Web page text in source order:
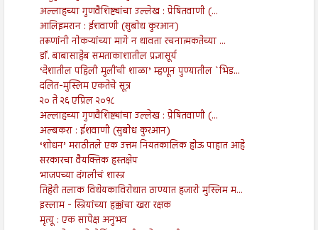
अल्लाहच्या गुणवैशिष्ट्यांचा उल्लेख : प्रेषितवाणी (...
आलिइमरान : ईशवाणी (सुबोध कुरआन)
तरूणांनी नोकऱ्यांच्या मागे न धावता रचनात्मकतेच्या ...
डॉ. बाबासाहेब समताकाशातील प्रज्ञासूर्य
‘देशातील पहिली मुलींची शाळा’ म्हणून पुण्यातील `भिड...
दलित-मुस्लिम एकतेचे सूत्र
२० ते २६ एप्रिल २०१८
अल्लाहच्या गुणवैशिष्ट्यांचा उल्लेख : प्रेषितवाणी (...
अल्बकरा : ईशवाणी (सुबोध कुरआन)
‘शोधन’ मराठीतले एक उत्तम नियतकालिक होऊ पाहात आहे
सरकारचा वैयक्तिक हस्तक्षेप
भाजपच्या दंगलीचं शास्त्र
तिहेरी तलाक विधेयकाविरोधात ठाण्यात हजारो मुस्लिम म...
इस्लाम - स्त्रियांच्या हक्कांचा खरा रक्षक
मृत्यू : एक सापेक्ष अनुभव